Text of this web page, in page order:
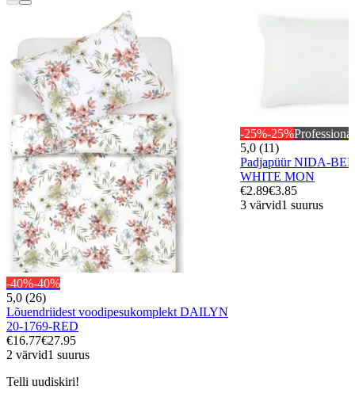
-40%-40%
5,0 (26)
Lõuendriidest voodipesukomplekt DAILYN
20-1769-RED
€16.77€27.95
2 värvid1 suurus
-25%-25%Professional
5,0 (11)
Padjapüür NIDA-
WHITE MON
€2.89€3.85
3 värvid1 suurus
Telli uudiskiri!